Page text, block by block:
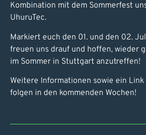
Kombination mit dem Sommerfest
UhuruTec.
Markiert euch den 01. und den 02.
freuen uns drauf und hoffen, wieder
im Sommer in Stuttgart anzutreffen!
Weitere Informationen sowie ein
folgen in den kommenden Wochen!